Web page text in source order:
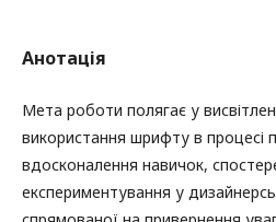
Анотація
Мета роботи полягає у
використання шрифту в процесі
вдосконалення навичок,
експериментування у